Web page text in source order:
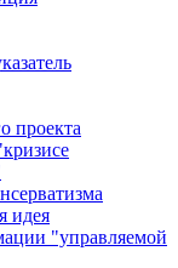
проекта
идея
"управляемой